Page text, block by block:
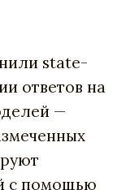
state-
ответов на
—
с помощью